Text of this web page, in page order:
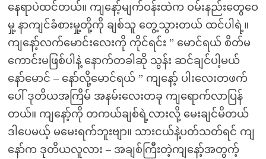
နေရာပဲထင်တယ်။ ကျနော့်မျက်ဝန်းထဲက ဝမ်းနည်းတွေဝေ
မှု့ နာကျင်ခံစားမှု့တို့ကို ချစ်သူ တွေ့သွားတယ် ထင်ပါရဲ့။
ကျနော့်လက်မောင်းလေးကို ကိုင်ရင်း ” မောင်ရယ် စိတ်မ
ကောင်းမဖြစ်ပါနဲ့ နောက်တခါဆို သွန်း ဆင်ချင်ပါ့မယ်
နော်မောင် – နော်လို့မောင်ရယ် ” ကျနော့် ပါးလေးတဖက်
ပေါ် ဒုတိယအကြိမ် အနမ်းလေးတခု ကျရောက်လာပြန်
တယ်။ ကျနော့်ကို တကယ်ချစ်ရဲ့လားလို့ မေးချင်မိတယ်
ဒါပေမယ့် မမေးရက်ဘူးဗျာ။ သားငယ်နဲ့ပတ်သတ်ရင် ကျ
နော်က ဒုတိယလူလား – အချစ်ကြီးတဲ့ကျနော့်အတွက့်